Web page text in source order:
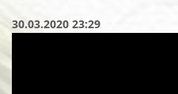
30.03.2020 23:29